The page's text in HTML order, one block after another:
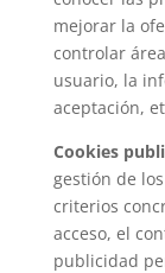
mejorar la
controlar
usuario, la
aceptación,
Cookies
gestión de
criterios
acceso, el
publicidad